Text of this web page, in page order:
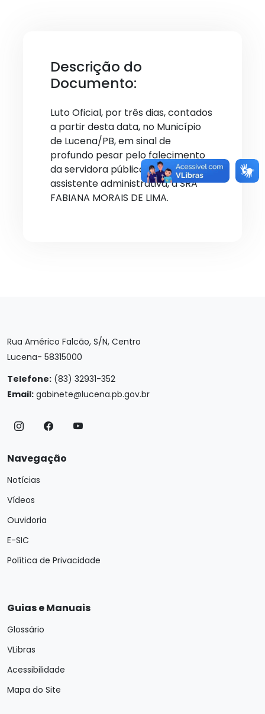
Descrição do
Documento:
Luto Oficial, por três dias, contados
a partir desta data, no Município
de Lucena/PB, em sinal de
profundo pesar pelo falecimento
da servidora pública municipal,
assistente administrativa, a SRA
FABIANA MORAIS DE LIMA.
Rua Américo Falcão, S/N, Centro
Lucena- 58315000
Telefone: (83) 32931-352
Email: gabinete@lucena.pb.gov.br
Navegação
Notícias
Vídeos
Ouvidoria
E-SIC
Política de Privacidade
Guias e Manuais
Glossário
VLibras
Acessibilidade
Mapa do Site